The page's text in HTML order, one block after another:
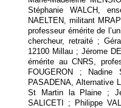
Stéphanie WALCH,
NAELTEN, militant
professeur émérite de
chercheur, retraité ;
12100 Millau ; Jérome
émérite au CNRS,
FOUGERON ; Nadine
PASADENA, Alternative
St Martin la Plaine ;
SALICETI ; Philippe